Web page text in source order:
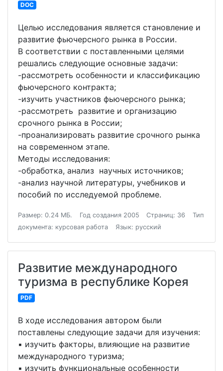
DOC
Целью исследования является становление и
развитие фьючерсного рынка в России.
В соответствии с поставленными целями
решались следующие основные задачи:
-рассмотреть особенности и классификацию
фьючерсного контракта;
-изучить участников фьючерсного рынка;
-рассмотреть развитие и организацию
срочного рынка в России;
-проанализировать развитие срочного рынка
на современном этапе.
Методы исследования:
-обработка, анализ научных источников;
-анализ научной литературы, учебников и
пособий по исследуемой проблеме.
Размер: 0.24 МБ. Год создания 2005 Страниц: 36
Тип
документа: курсовая работа
Язык: русский
Развитие международного
туризма в республике Корея
PDF
В ходе исследования автором были
поставлены следующие задачи для изучения:
▪ изучить факторы, влияющие на развитие
международного туризма;
▪ изучить функциональные особенности